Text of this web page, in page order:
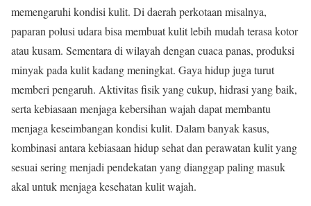
memengaruhi kondisi kulit. Di daerah perkotaan misalnya,
paparan polusi udara bisa membuat kulit lebih mudah terasa kotor
atau kusam. Sementara di wilayah dengan cuaca panas, produksi
minyak pada kulit kadang meningkat. Gaya hidup juga turut
memberi pengaruh. Aktivitas fisik yang cukup, hidrasi yang baik,
serta kebiasaan menjaga kebersihan wajah dapat membantu
menjaga keseimbangan kondisi kulit. Dalam banyak kasus,
kombinasi antara kebiasaan hidup sehat dan perawatan kulit yang
sesuai sering menjadi pendekatan yang dianggap paling masuk
akal untuk menjaga kesehatan kulit wajah.